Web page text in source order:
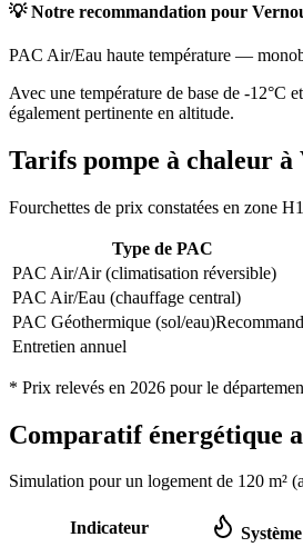
💡 Notre recommandation pour
PAC Air/Eau haute température —
Avec une température de base de -12°C
également pertinente en altitude.
Tarifs pompe à chaleur à
Fourchettes de prix constatées en zone
Type de PAC
PAC Air/Air (climatisation réversible)
PAC Air/Eau (chauffage central)
PAC Géothermique (sol/eau)
Entretien annuel
* Prix relevés en 2026 pour le
Comparatif énergétique
Simulation pour un logement de 120 m² (
Indicateur